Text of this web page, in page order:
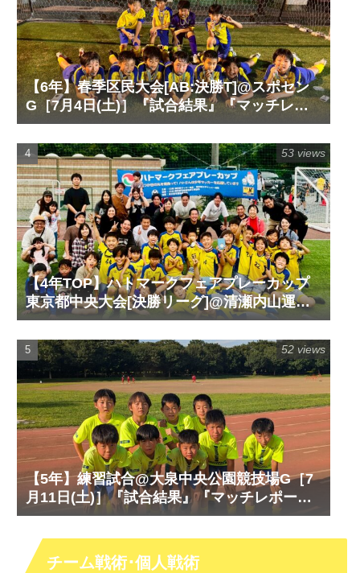
【6年】春季区民大会[AB:決勝T]@スポセン
G［7月4日(土)］『試合結果』『マッチレポ
ート』『試合動画』
【4年TOP】ハトマークフェアプレーカップ
東京都中央大会[決勝リーグ]@清瀬内山運動
公園サッカー場G［6月14日(日)］『試合結
果』『マッチレポート』『試合動画』
53 views
【5年】練習試合@大泉中央公園競技場G［7
月11日(土)］『試合結果』『マッチレポー
ト』『試合動画』
52 views
チーム戦術･個人戦術